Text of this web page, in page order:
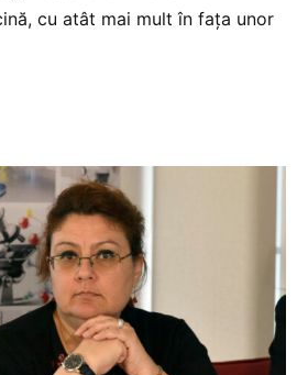
cu atât mai mult în fața unor